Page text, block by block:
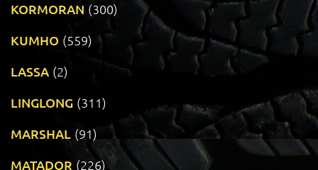
KORMORAN (300)
KUMHO (559)
LASSA (2)
LINGLONG (311)
MARSHAL (91)
MATADOR (226)